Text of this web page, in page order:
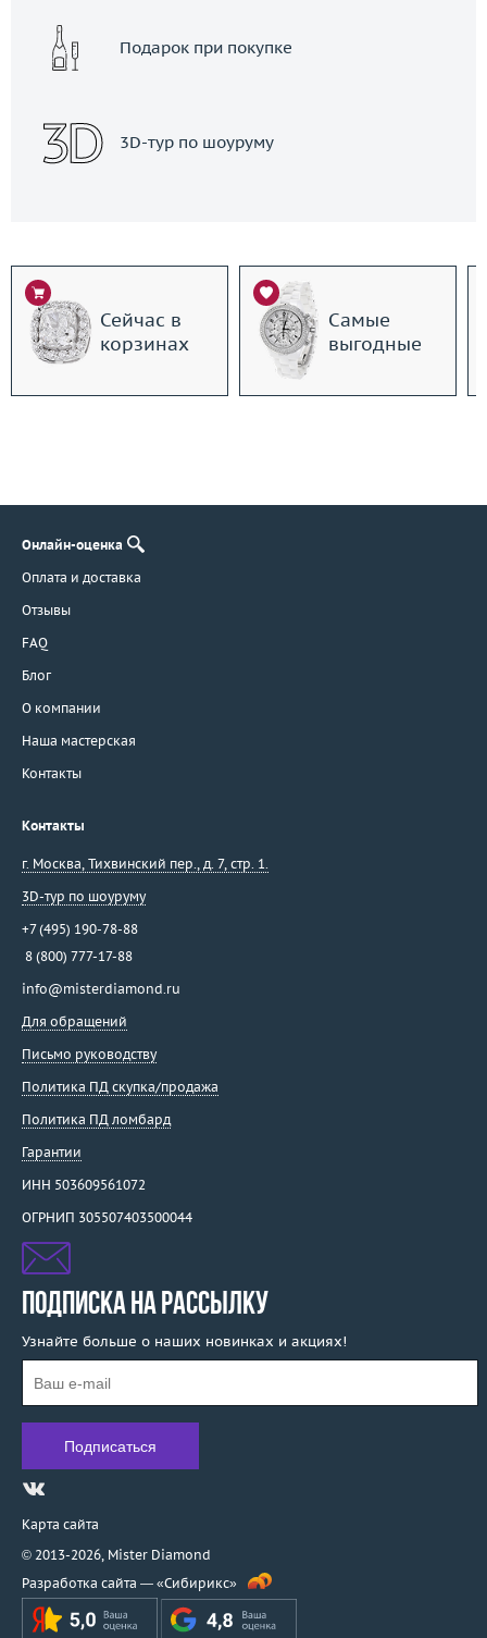
Подарок при покупке
3D-тур по шоуруму
Сейчас в
корзинах
Самые
выгодные
Онлайн-оценка
Оплата и доставка
Отзывы
FAQ
Блог
О компании
Наша мастерская
Контакты
Контакты
г. Москва, Тихвинский пер., д. 7, стр. 1.
3D-тур по шоуруму
+7 (495) 190-78-88
8 (800) 777-17-88
info@misterdiamond.ru
Для обращений
Письмо руководству
Политика ПД скупка/продажа
Политика ПД ломбард
Гарантии
ИНН 503609561072
ОГРНИП 305507403500044
ПОДПИСКА НА РАССЫЛКУ
Узнайте больше о наших новинках и акциях!
Карта сайта
© 2013-2026, Mister Diamond
Разработка сайта — «Сибирикс»